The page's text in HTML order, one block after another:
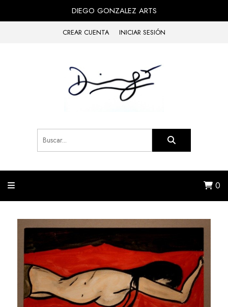
DIEGO GONZALEZ ARTS
CREAR CUENTA INICIAR SESIÓN
0